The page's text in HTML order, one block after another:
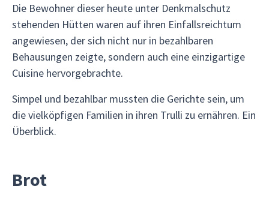
Die Bewohner dieser heute unter Denkmalschutz
stehenden Hütten waren auf ihren Einfallsreichtum
angewiesen, der sich nicht nur in bezahlbaren
Behausungen zeigte, sondern auch eine einzigartige
Cuisine hervorgebrachte.
Simpel und bezahlbar mussten die Gerichte sein, um
die vielköpfigen Familien in ihren Trulli zu ernähren. Ein
Überblick.
Brot